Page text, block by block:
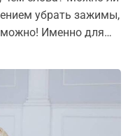
убрать зажимы,
можно! Именно для
она помогает
в себе новые